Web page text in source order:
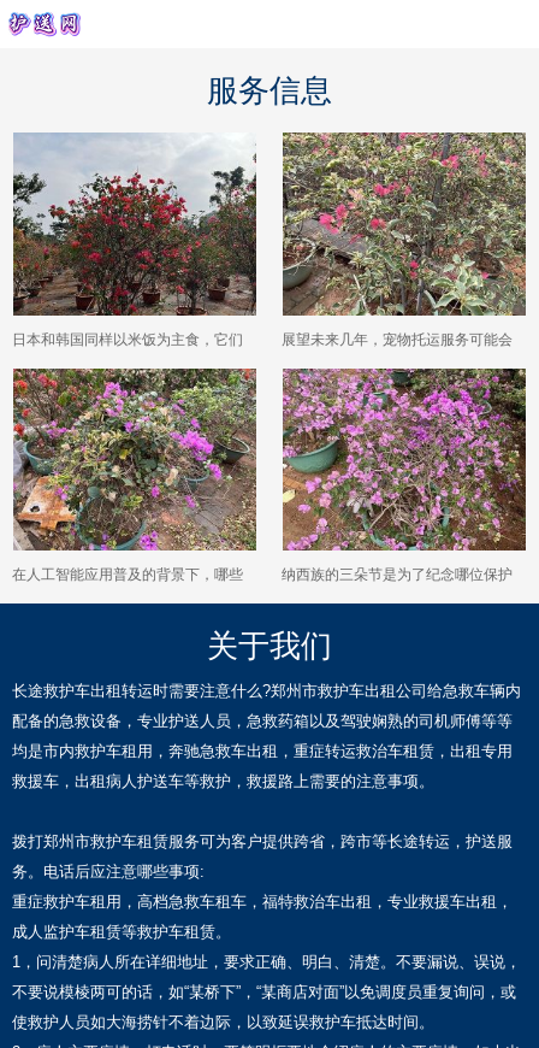
服务信息
日本和韩国同样以米饭为主食，它们
的稻米自给率和中国相比有什么不同
表现？
展望未来几年，宠物托运服务可能会
朝着哪些更加人性化的方向发展？
在人工智能应用普及的背景下，哪些
与人打交道的工作更适合4050人员？
纳西族的三朵节是为了纪念哪位保护
神，这个节日如何体现纳西人对自然
的崇拜？
关于我们
长途救护车出租转运时需要注意什么?郑州市救护车出租公司给急救车辆内
配备的急救设备，专业护送人员，急救药箱以及驾驶娴熟的司机师傅等等
均是市内救护车租用，奔驰急救车出租，重症转运救治车租赁，出租专用
救援车，出租病人护送车等救护，救援路上需要的注意事项。
拨打郑州市救护车租赁服务可为客户提供跨省，跨市等长途转运，护送服
务。电话后应注意哪些事项:
重症救护车租用，高档急救车租车，福特救治车出租，专业救援车出租，
成人监护车租赁等救护车租赁。
1，问清楚病人所在详细地址，要求正确、明白、清楚。不要漏说、误说，
不要说模棱两可的话，如“某桥下”，“某商店对面”以免调度员重复询问，或
使救护人员如大海捞针不着边际，以致延误救护车抵达时间。